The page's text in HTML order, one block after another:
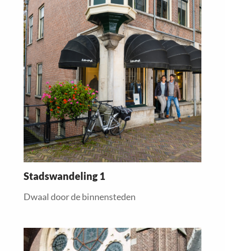
Stadswandeling 1
Dwaal door de binnensteden
about
Read
more